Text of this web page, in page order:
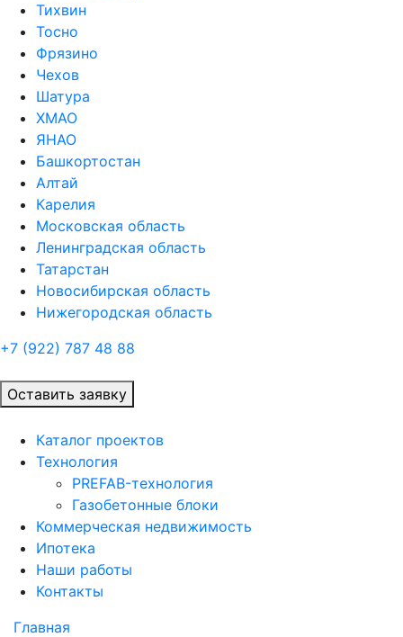
Тихвин
Тосно
Фрязино
Чехов
Шатура
ХМАО
ЯНАО
Башкортостан
Алтай
Карелия
Московская область
Ленинградская область
Татарстан
Новосибирская область
Нижегородская область
+7 (922) 787 48 88
Оставить заявку
Каталог проектов
Технология
PREFAB-технология
Газобетонные блоки
Коммерческая недвижимость
Ипотека
Наши работы
Контакты
Главная